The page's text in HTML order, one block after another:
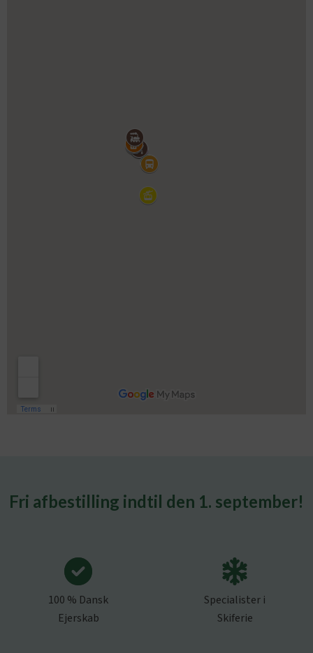
Fri afbestilling indtil den 1. september!
100 % Dansk
Ejerskab
Specialister i
Skiferie